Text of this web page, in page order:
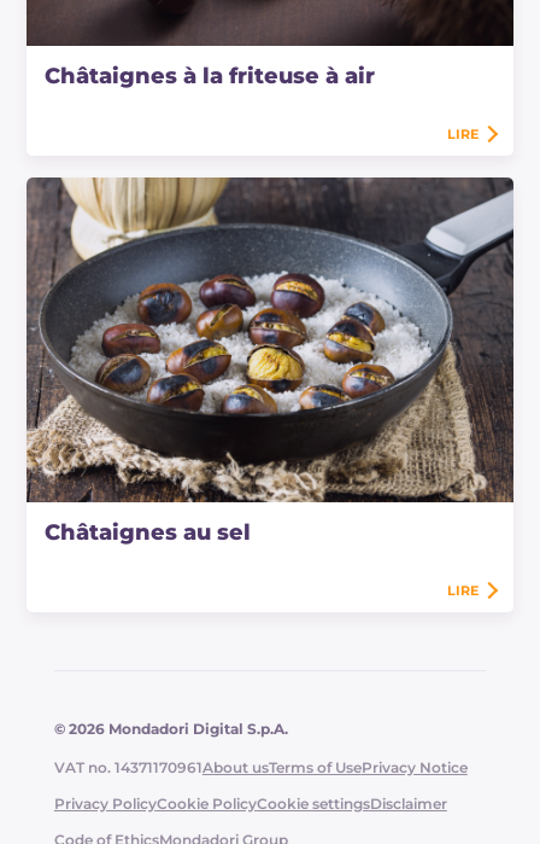
Châtaignes à la friteuse à air
LIRE
Châtaignes au sel
LIRE
© 2026 Mondadori Digital S.p.A.
VAT no. 14371170961About usTerms of UsePrivacy Notice
Privacy PolicyCookie PolicyCookie settingsDisclaimer
Code of EthicsMondadori Group